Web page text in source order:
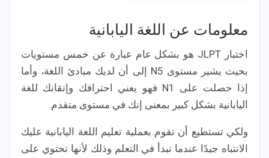
معلومات عن اللغة اليابانية
اختبار JLPT هو بشكل عام عبارة عن خمس مستويات
بحيث يشير مستوى N5 إلى أن لديك مبادئ اللغة، وأما
إذا حصلت على N1 فهو يعني احترافك وإتقانك للغة
اليابانية بشكل كبير بمعنى إنك في مستوى متقدم.
ولكي تستطيع أن تقوم بعملية تعليم اللغة اليابانية عليك
الانتباه جيدًا عندما تبدأ في التعلم وذلك لأنها تحتوي على